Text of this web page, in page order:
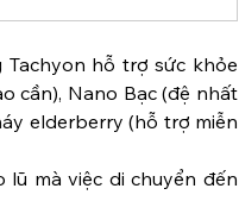
hỗ trợ sức khỏe
cần), Nano Bạc (đệ nhất
elderberry (hỗ trợ miễn
mà việc di chuyển đến